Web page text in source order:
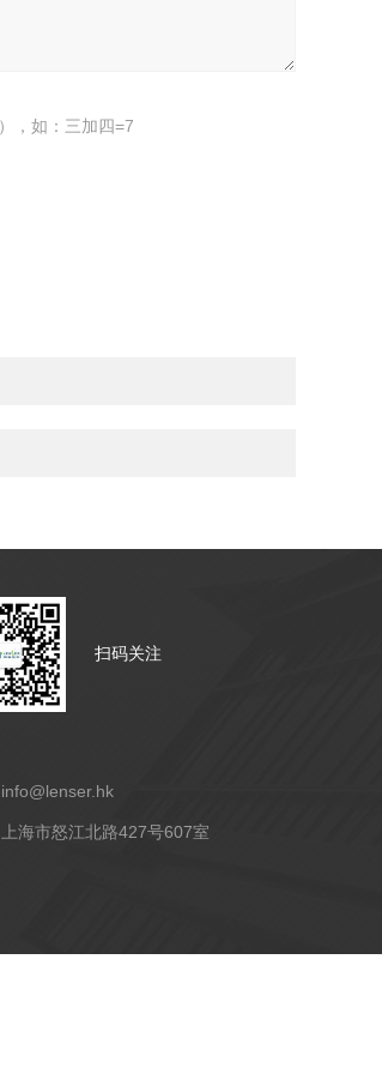
，如：三加四=7
扫码关注
海市怒江北路427号607室